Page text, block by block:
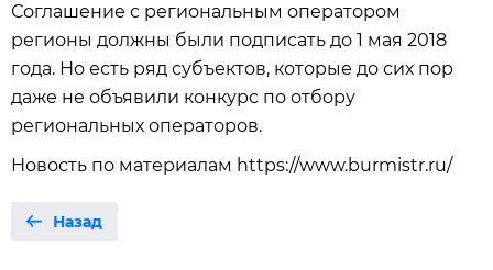
Соглашение с региональным оператором
регионы должны были подписать до 1 мая 2018
года. Но есть ряд субъектов, которые до сих пор
даже не объявили конкурс по отбору
региональных операторов.
Новость по материалам https://www.burmistr.ru/
Назад